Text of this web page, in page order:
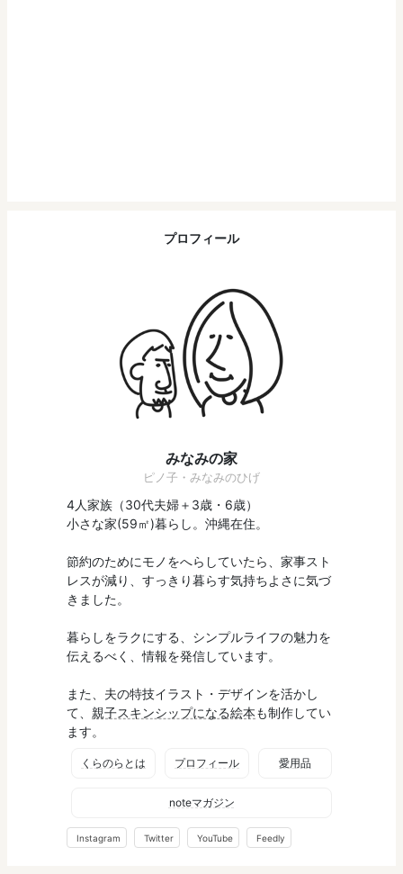
プロフィール
みなみの家
ピノ子・みなみのひげ
4人家族（30代夫婦＋3歳・6歳）
小さな家(59㎡)暮らし。沖縄在住。
節約のためにモノをへらしていたら、家事スト
レスが減り、すっきり暮らす気持ちよさに気づ
きました。
暮らしをラクにする、シンプルライフの魅力を
伝えるべく、情報を発信しています。
また、夫の特技イラスト・デザインを活かし
て、 親子スキンシップになる絵本も制作してい
ます。
くらのらとは プロフィール 愛用品
noteマガジン
Instagram Twitter YouTube Feedly